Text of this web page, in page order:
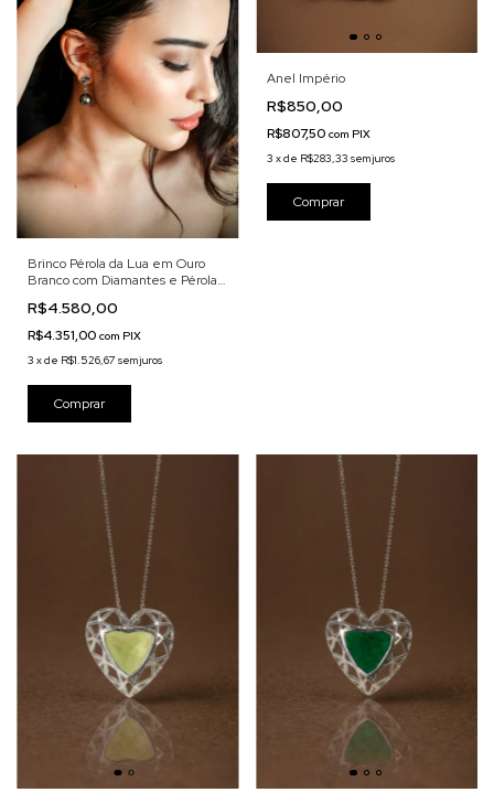
Brinco Pérola da Lua em Ouro
Branco com Diamantes e Pérola
R$4.580,00
R$4.351,00 com PIX
3 xde R$1.526,67 sem juros
Anel Império
R$850,00
R$807,50 com PIX
3 xde R$283,33 sem juros
Comprar